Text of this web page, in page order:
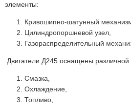
элементы:
Кривошипно-шатунный
Цилиндропоршневой узел,
Газораспределительный
Двигатели Д245 оснащены
Смазка,
Охлаждение,
Топливо,